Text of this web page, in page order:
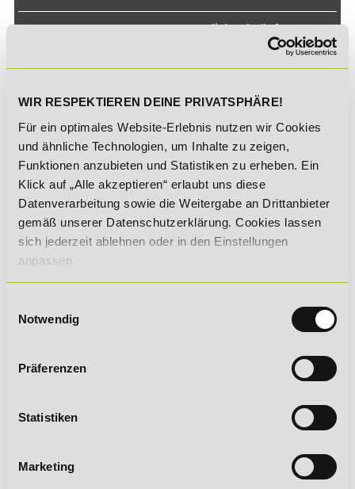
WIR RESPEKTIEREN DEINE PRIVATSPHÄRE!
Für ein optimales Website-Erlebnis nutzen wir Cookies
und ähnliche Technologien, um Inhalte zu zeigen,
Funktionen anzubieten und Statistiken zu erheben. Ein
Klick auf „Alle akzeptieren“ erlaubt uns diese
Datenverarbeitung sowie die Weitergabe an Drittanbieter
gemäß unserer Datenschutzerklärung. Cookies lassen
sich jederzeit ablehnen oder in den Einstellungen
anpassen.
Notwendig
Präferenzen
Statistiken
Marketing
Crossmedial verknüpfen,
praxisnah anwenden und
Bildungshotline
Anruf aus dem Ausland
WhatsApp